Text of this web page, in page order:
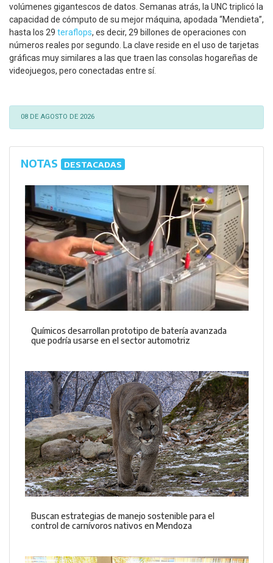
volúmenes gigantescos de datos. Semanas atrás, la UNC triplicó la
capacidad de cómputo de su mejor máquina, apodada “Mendieta”,
hasta los 29 teraflops, es decir, 29 billones de operaciones con
números reales por segundo. La clave reside en el uso de tarjetas
gráficas muy similares a las que traen las consolas hogareñas de
videojuegos, pero conectadas entre sí.
08 DE AGOSTO DE 2026
NOTAS DESTACADAS
Químicos desarrollan prototipo de batería avanzada
que podría usarse en el sector automotriz
Buscan estrategias de manejo sostenible para el
control de carnívoros nativos en Mendoza